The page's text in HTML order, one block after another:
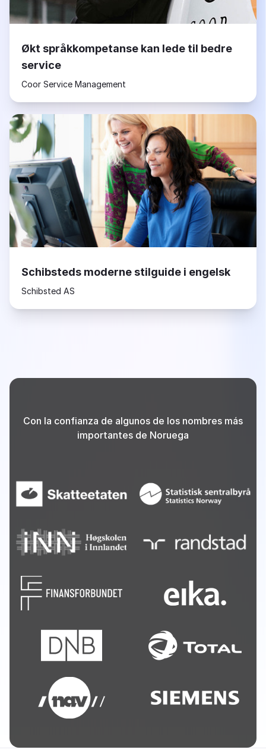
Økt språkkompetanse kan lede til bedre
service
Coor Service Management
Schibsteds moderne stilguide i engelsk
Schibsted AS
Con la confianza de algunos de los nombres más
importantes de Noruega